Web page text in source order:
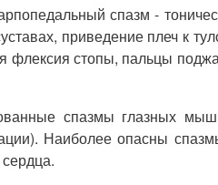
спазм -
приведение плеч к
флексия стопы, пальцы
спазмы глазных
Наиболее опасны